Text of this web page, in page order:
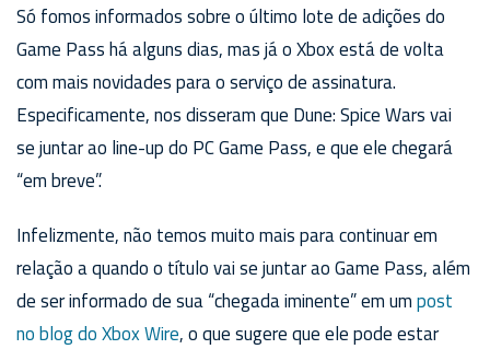
Só fomos informados sobre o último lote de adições do
Game Pass há alguns dias, mas já o Xbox está de volta
com mais novidades para o serviço de assinatura.
Especificamente, nos disseram que Dune: Spice Wars vai
se juntar ao line-up do PC Game Pass, e que ele chegará
“em breve”.
Infelizmente, não temos muito mais para continuar em
relação a quando o título vai se juntar ao Game Pass, além
de ser informado de sua “chegada iminente” em umpost
no blog do Xbox Wire, o que sugere que ele pode estar